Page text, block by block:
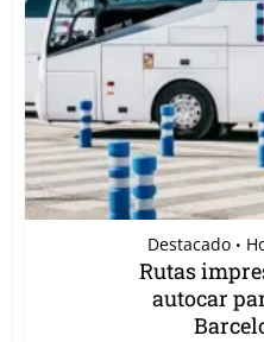
Destacado •
Rutas
autocar